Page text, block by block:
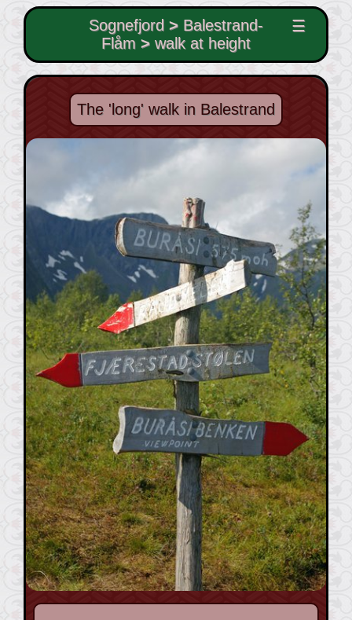
Sognefjord> Balestrand-
Flåm> walk at height
☰
The 'long' walk in Balestrand